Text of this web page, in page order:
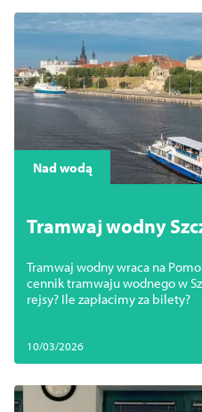
Nad wodą
Tramwaj wodny
Tramwaj wodny wraca na
cennik tramwaju wodnego w
rejsy? Ile zapłacimy za bilety?
10/03/2026